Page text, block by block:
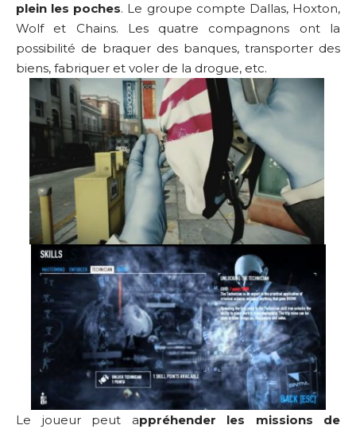
plein les poches. Le groupe compte Dallas, Hoxton,
Wolf et Chains. Les quatre compagnons ont la
possibilité de braquer des banques, transporter des
biens, fabriquer et voler de la drogue, etc.
Le joueur peut appréhender les missions de